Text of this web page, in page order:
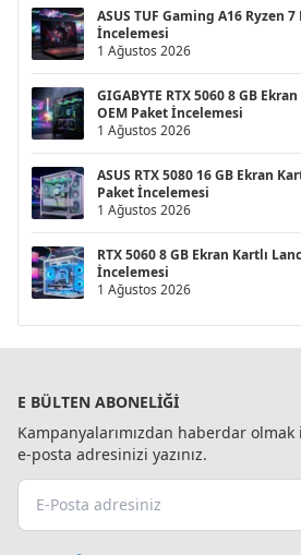
ASUS TUF Gaming A16 Ryzen
İncelemesi
1 Ağustos 2026
GIGABYTE RTX 5060 8 GB
OEM Paket İncelemesi
1 Ağustos 2026
ASUS RTX 5080 16 GB Ekran
Paket İncelemesi
1 Ağustos 2026
RTX 5060 8 GB Ekran Kartlı
İncelemesi
1 Ağustos 2026
E BÜLTEN ABONELIĞI
Kampanyalarımızdan haberdar olmak
e-posta adresinizi yazınız.